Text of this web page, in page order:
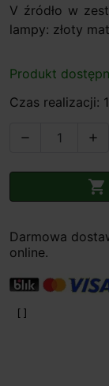
V źródło w
lampy: złoty
Produkt
Czas realizacji:
 

Darmowa
online.